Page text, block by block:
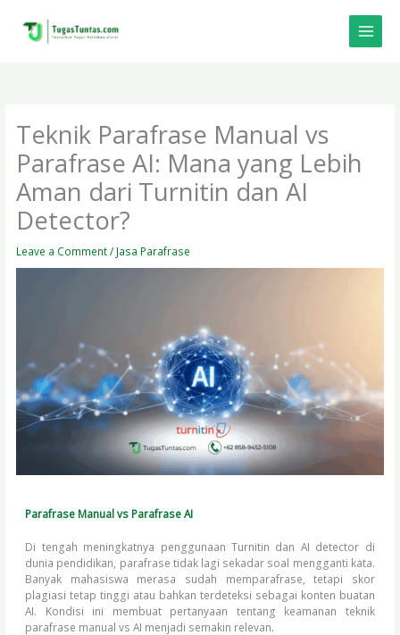
content
Teknik Parafrase Manual vs
Parafrase AI: Mana yang Lebih
Aman dari Turnitin dan AI
Detector?
Leave a Comment / Jasa Parafrase
Parafrase Manual vs Parafrase AI
Di tengah meningkatnya penggunaan Turnitin dan AI detector di
dunia pendidikan, parafrase tidak lagi sekadar soal mengganti kata.
Banyak mahasiswa merasa sudah memparafrase, tetapi skor
plagiasi tetap tinggi atau bahkan terdeteksi sebagai konten buatan
AI. Kondisi ini membuat pertanyaan tentang keamanan teknik
parafrase manual vs AI menjadi semakin relevan.